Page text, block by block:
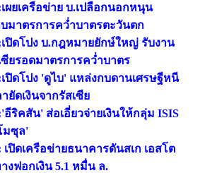
ผยเครือข่าย บ.เปลือกนอกหนุน
บมาตรการคว่ำบาตรตะวันตก
ปิดโปง บ.กฎหมายยักษ์ใหญ่ รับงาน
ยรอดมาตรการคว่ำบาตร
ปิดโปง 'ดูไบ' แหล่งกบดานเศรษฐีหนี
ยัดเงินจากรัสเซีย
ริคสัน' ส่อเอี่ยวจ่ายเงินให้กลุ่ม ISIS
มซุล'
ปิดเครือข่ายธนาคารดันสเก เอสโต
งฟอกเงิน 5.1 หมื่น ล.